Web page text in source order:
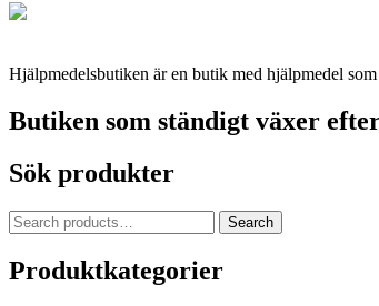
Hjälpmedelsbutiken är en butik med hjälpmedel
Butiken som ständigt växer
Sök produkter
Search
for:
Search
Produktkategorier